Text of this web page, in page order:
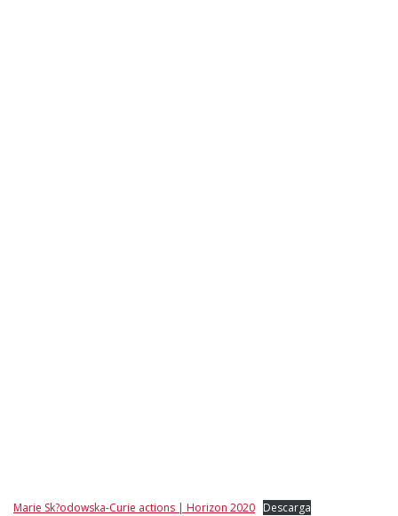
Marie Sk?odowska-Curie actions | Horizon 2020 Descarga